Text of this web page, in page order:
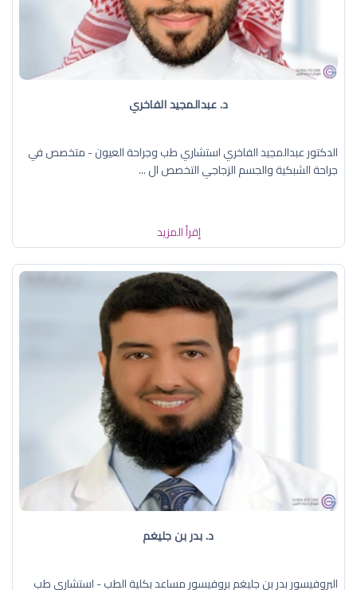
د. عبدالمجيد الفاخري
الدكتور عبدالمجيد الفاخري استشاري طب وجراحة العيون - متخصص في
جراحة الشبكية والجسم الزجاجي التخصص ال ...
إقرأ المزيد
د. بدر بن جليغم
البروفيسور بدر بن جليغم بروفيسور مساعد بكلية الطب - استشاري طب